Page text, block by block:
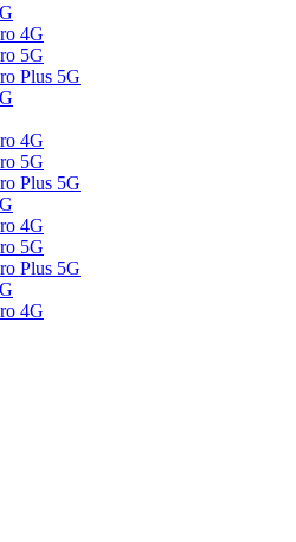
4G
5G
Plus 5G
4G
5G
Plus 5G
4G
5G
Plus 5G
4G